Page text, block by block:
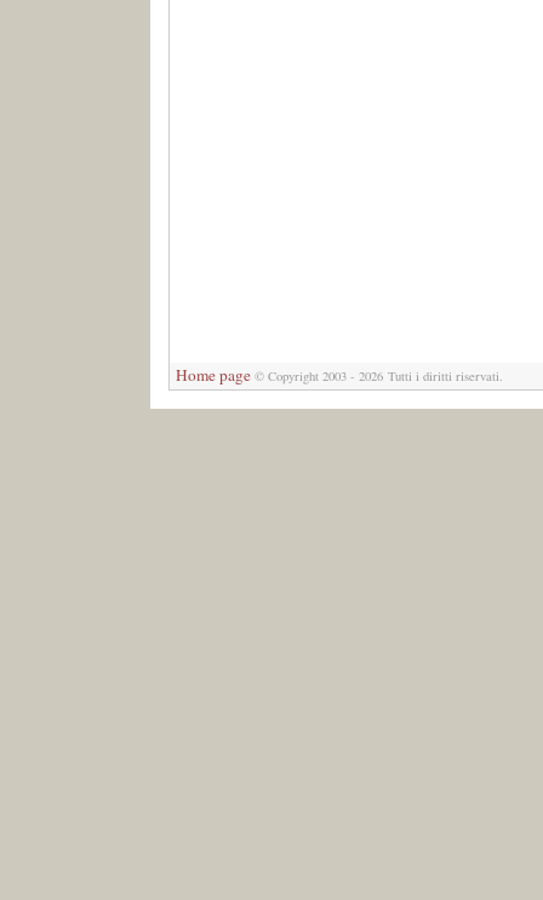
Home page © Copyright 2003 - 2026 Tutti i diritti riservati.